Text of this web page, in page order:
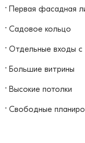
· Первая фасадная
· Садовое кольцо
· Отдельные входы
· Большие витрины
· Высокие потолки
· Свободные